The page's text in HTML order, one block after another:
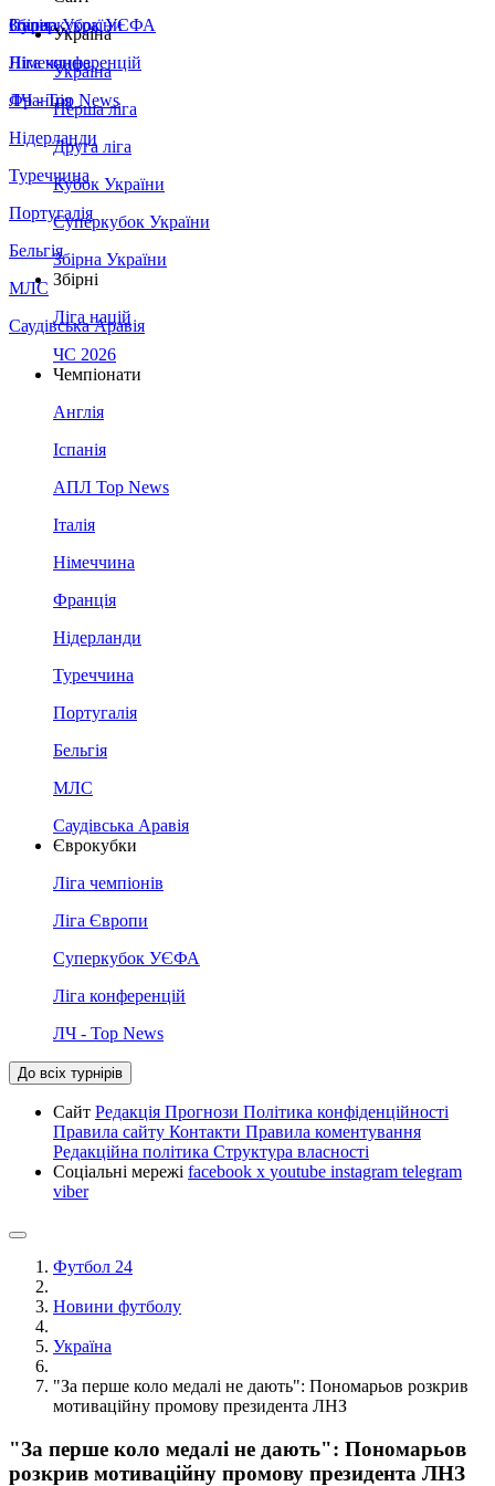
Збірна України
Італія
Німеччина
Франція
Нідерланди
Туреччина
Португалія
Бельгія
МЛС
Саудівська Аравія
Суперкубок УЄФА
Ліга конференцій
ЛЧ - Top News
Україна
Україна
Перша ліга
Друга ліга
Кубок України
Суперкубок України
Збірна України
Збірні
Ліга націй
ЧС 2026
Чемпіонати
Англія
Іспанія
АПЛ Top News
Італія
Німеччина
Франція
Нідерланди
Туреччина
Португалія
Бельгія
МЛС
Саудівська Аравія
Єврокубки
Ліга чемпіонів
Ліга Європи
Суперкубок УЄФА
Ліга конференцій
ЛЧ - Top News
До всіх турнірів
Сайт Редакція Прогнози Політика конфіденційності
Правила сайту Контакти Правила коментування
Редакційна політика Структура власності
Соціальні мережі facebook x youtube instagram telegram
viber
Футбол 24
Новини футболу
Україна
"За перше коло медалі не дають": Пономарьов розкрив
мотиваційну промову президента ЛНЗ
"За перше коло медалі не дають": Пономарьов
розкрив мотиваційну промову президента ЛНЗ